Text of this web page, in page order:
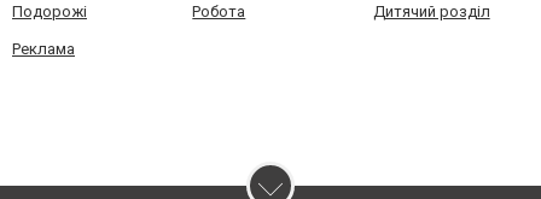
Подорожі Робота Дитячий розділ
Реклама